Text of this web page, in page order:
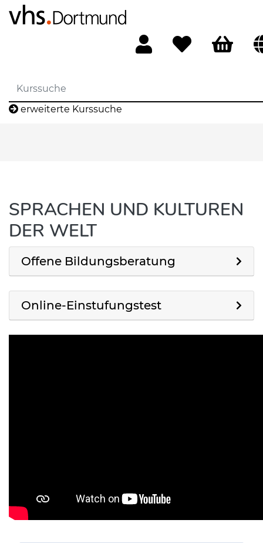
erweiterte Kurssuche
SPRACHEN UND KULTUREN
DER WELT
Offene Bildungsberatung
Online-Einstufungstest